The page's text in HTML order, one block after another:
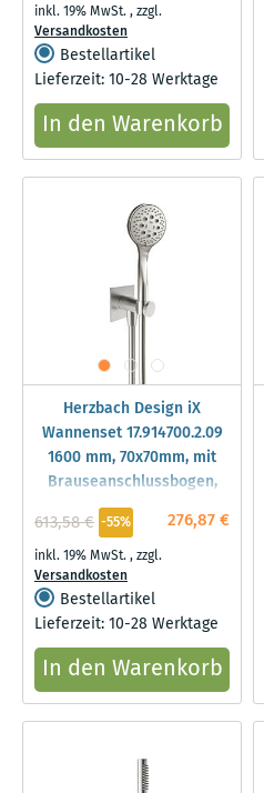
inkl. 19% MwSt.,zzgl.
Versandkosten
Bestellartikel
Lieferzeit: 10-28 Werktage
In den Warenkorb
Herzbach Design iX
Wannenset 17.914700.2.09
1600 mm, 70x70mm, mit
Brauseanschlussbogen,
Handbrause, Edelstahl
gebürstet 276,87 €
613,58 € -55%
inkl. 19% MwSt.,zzgl.
Versandkosten
Bestellartikel
Lieferzeit: 10-28 Werktage
In den Warenkorb